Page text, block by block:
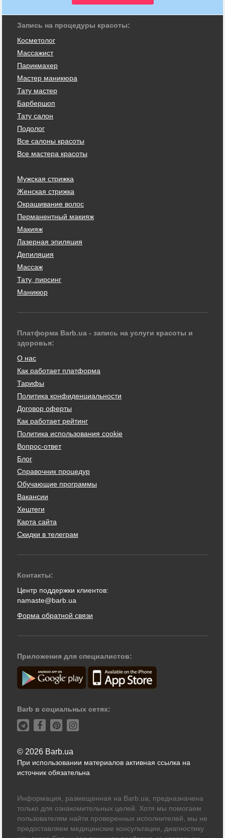
Запись на процедуры красоты:
Косметолог
Массажист
Парикмахер
Мастер маникюра
Тату мастер
Барбершоп
Тату салон
Подолог
Все салоны красоты
Все мастера красоты
Мужская стрижка
Женская стрижка
Окрашивание волос
Перманентный макияж
Макияж
Лазерная эпиляция
Депиляция
Массаж
Тату, пирсинг
Маникюр
Платформа Barb.ua - запись на услуги красоты и
здоровья:
О нас
Как работает платформа
Тарифы
Политика конфиденциальности
Договор оферты
Как работает рейтинг
Политика использования cookie
Вопрос-ответ
Блог
Справочник процедур
Обучающие программы
Вакансии
Хештеги
Карта сайта
Скидки в телеграм
Контакты:
Центр поддержки клиентов:
namaste@barb.ua
Форма обратной связи
Приложения для специалистов:
Barb в социальных сетях:
© 2026 Barb.ua
При использовании материалов активная ссылка на
источник обязательна
Информация, размещенная на Barb.ua, предназначена
только для ознакомительных целей. Хотя мы помогаем
пользователям найти проверенных исполнителей, мы не
предоставляем медицинские консультации, диагностику